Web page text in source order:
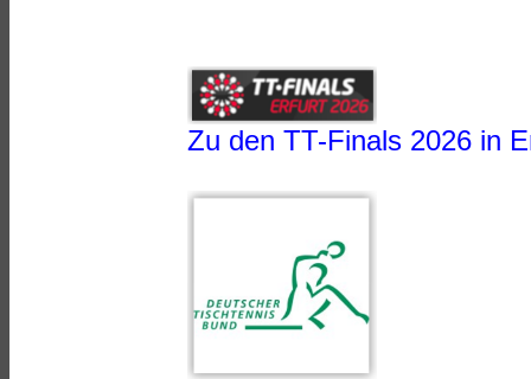
Zu den TT-Finals 2026 in